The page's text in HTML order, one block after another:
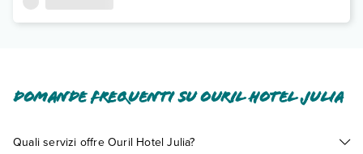
Domande frequenti su Ouril Hotel Julia
Quali servizi offre Ouril Hotel Julia?